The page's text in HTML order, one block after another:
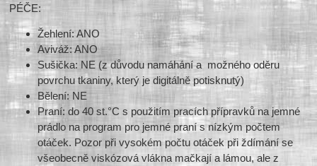
PÉČE:
Žehlení: ANO
Aviváž: ANO
Sušička: NE (z důvodu namáhání a možného oděru
povrchu tkaniny, který je digitálně potisknutý)
Bělení: NE
Praní: do 40 st.°C s použitím pracích přípravků na jemné
prádlo na program pro jemné praní s nízkým počtem
otáček. Pozor při vysokém počtu otáček při ždímání se
všeobecně viskózová vlákna mačkají a lámou, ale z